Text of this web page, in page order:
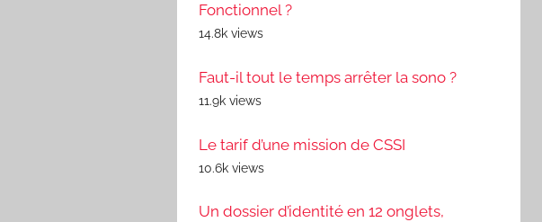
Fonctionnel ?
14.8k views
Faut-il tout le temps arrêter la sono ?
11.9k views
Le tarif d’une mission de CSSI
10.6k views
Un dossier d’identité en 12 onglets,